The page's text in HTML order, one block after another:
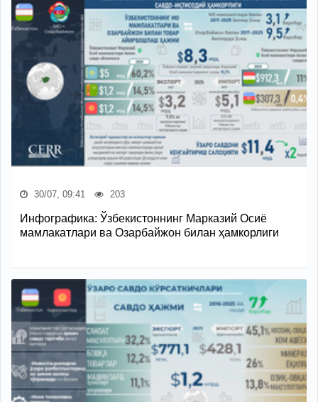
30/07, 09:41 203
Инфографика: Ўзбекистоннинг Марказий Осиё
мамлакатлари ва Озарбайжон билан ҳамкорлиги